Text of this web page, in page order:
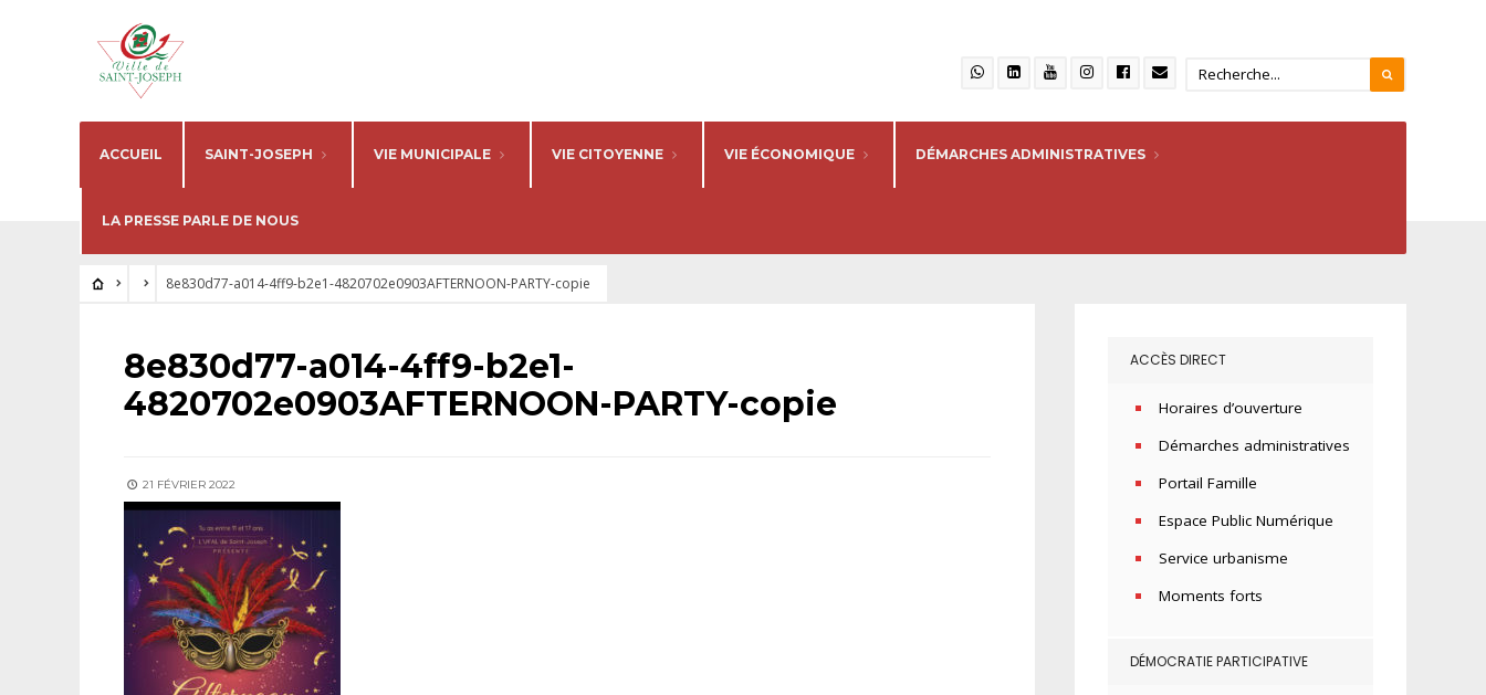
ACCUEIL SAINT-JOSEPH VIE MUNICIPALE VIE CITOYENNE VIE ÉCONOMIQUE DÉMARCHES ADMINISTRATIVES
LA PRESSE PARLE DE NOUS
8e830d77-a014-4ff9-b2e1-4820702e0903AFTERNOON-PARTY-copie
8e830d77-a014-4ff9-b2e1-
4820702e0903AFTERNOON-PARTY-copie
21 FÉVRIER 2022
ACCÈS DIRECT
Horaires d’ouverture
Démarches administratives
Portail Famille
Espace Public Numérique
Service urbanisme
Moments forts
DÉMOCRATIE PARTICIPATIVE